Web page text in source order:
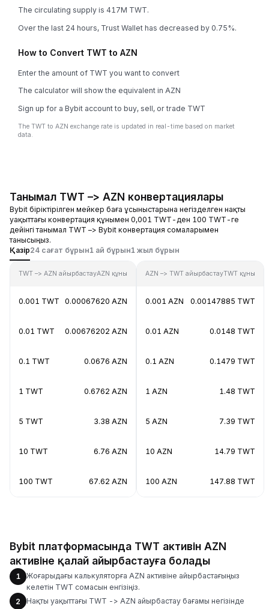
The circulating supply is 417M TWT.
Over the last 24 hours, Trust Wallet has decreased by 0.75%.
How to Convert TWT to AZN
Enter the amount of TWT you want to convert
The calculator will show the equivalent in AZN
Sign up for a Bybit account to buy, sell, or trade TWT
The TWT to AZN exchange rate is updated in real-time based on market
data.
Танымал TWT –> AZN конвертациялары
Bybit біріктірілген мейкер баға ұсыныстарына негізделген нақты
уақыттағы конвертация құнымен 0,001 TWT-ден 100 TWT-ге
дейінгі танымал TWT –> Bybit конвертация сомаларымен
танысыңыз.
Қазір24 сағат бұрын1 ай бұрын1 жыл бұрын
TWT –> AZN айырбастауAZN құны
0.001 TWT 0.00067620 AZN
0.01 TWT 0.00676202 AZN
0.1 TWT 0.0676 AZN
1 TWT 0.6762 AZN
5 TWT 3.38 AZN
10 TWT 6.76 AZN
100 TWT 67.62 AZN
AZN –> TWT айырбастауTWT құны
0.001 AZN 0.00147885 TWT
0.01 AZN 0.0148 TWT
0.1 AZN 0.1479 TWT
1 AZN 1.48 TWT
5 AZN 7.39 TWT
10 AZN 14.79 TWT
100 AZN 147.88 TWT
Bybit платформасында TWT активін AZN
активіне қалай айырбастауға болады
1
Жоғарыдағы калькуляторға AZN активіне айырбастағыңыз
келетін TWT сомасын енгізіңіз.
2
Нақты уақыттағы TWT -> AZN айырбастау бағамы негізінде